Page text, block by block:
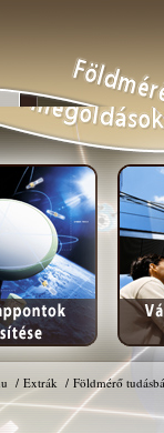
/ Extrák / Földmérő